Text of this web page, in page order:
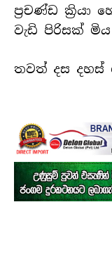
ප්‍රචණ්ඩ ක්‍රියා
වැඩි පිරිසක් මිය
තවත් දස දහස්